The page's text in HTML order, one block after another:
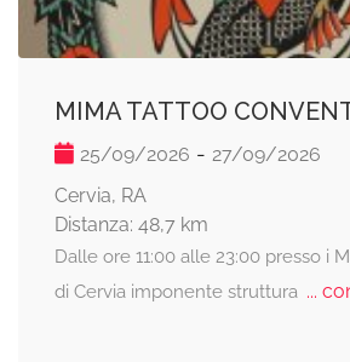
MIMA TATTOO
25/09/2026 - 27/09/2026
Cervia, RA
Distanza: 48,7 km
Dalle ore 11:00 alle 23:00 presso i
di Cervia imponente struttura ...